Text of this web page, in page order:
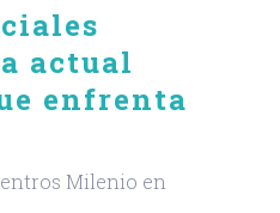
actual
enfrenta
Milenio en